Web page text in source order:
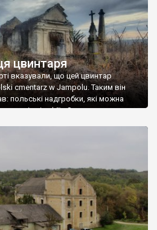
цвинтаря
вказували, що цей цвинтар
cmentarz w Jampolu. Таким він
польські надгробки, які можна
епітафії… Загалом цвинтар